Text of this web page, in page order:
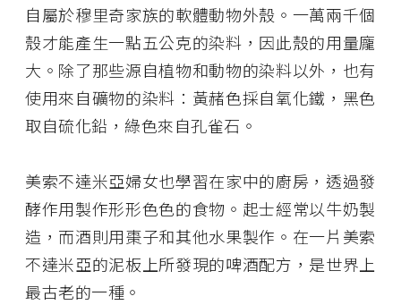
自屬於穆里奇家族的軟體動物外殼。一萬兩千個
殼才能產生一點五公克的染料，因此殼的用量龐
大。除了那些源自植物和動物的染料以外，也有
使用來自礦物的染料：黃赭色採自氧化鐵，黑色
取自硫化鉛，綠色來自孔雀石。
美索不達米亞婦女也學習在家中的廚房，透過發
酵作用製作形形色色的食物。起士經常以牛奶製
造，而酒則用棗子和其他水果製作。在一片美索
不達米亞的泥板上所發現的啤酒配方，是世界上
最古老的一種。